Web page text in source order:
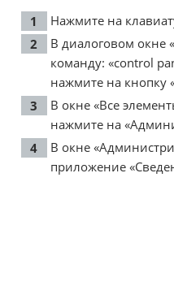
Нажмите на
В диалоговом окне
команду: «control
нажмите на кнопку
В окне «Все
нажмите на
В окне
приложение